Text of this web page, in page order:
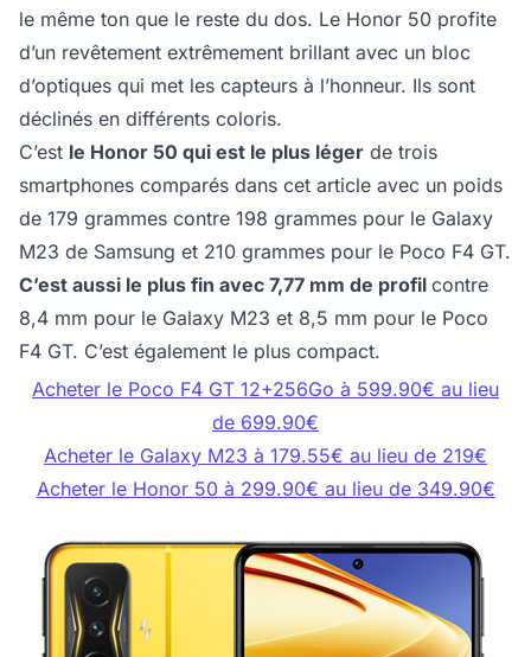
le même ton que le reste du dos. Le Honor 50 profite
d’un revêtement extrêmement brillant avec un bloc
d’optiques qui met les capteurs à l’honneur. Ils sont
déclinés en différents coloris.
C’est le Honor 50 qui est le plus léger de trois
smartphones comparés dans cet article avec un poids
de 179 grammes contre 198 grammes pour le Galaxy
M23 de Samsung et 210 grammes pour le Poco F4 GT.
C’est aussi le plus fin avec 7,77 mm de profil contre
8,4 mm pour le Galaxy M23 et 8,5 mm pour le Poco
F4 GT. C’est également le plus compact.
Acheter le Poco F4 GT 12+256Go à 599.90€ au lieu
de 699.90€
Acheter le Galaxy M23 à 179.55€ au lieu de 219€
Acheter le Honor 50 à 299.90€ au lieu de 349.90€